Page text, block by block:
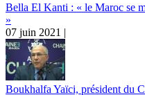
Bella El Kanti : « le Maroc se
»
07 juin 2021 |
Boukhalfa Yaïci, président du